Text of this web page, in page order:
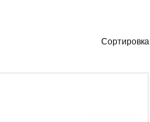
Сортировка